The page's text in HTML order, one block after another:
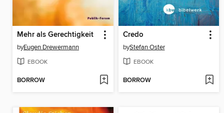
Mehr als Gerechtigkeit
byEugen Drewermann
EBOOK
BORROW
Credo
byStefan Oster
EBOOK
BORROW